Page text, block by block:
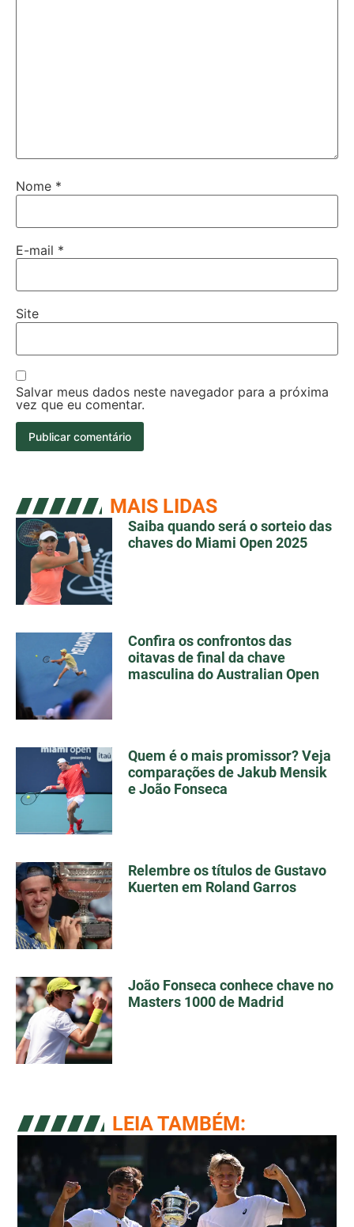
Nome *
E-mail *
Site
Salvar meus dados neste navegador para a próxima
vez que eu comentar.
MAIS LIDAS
Saiba quando será o sorteio das
chaves do Miami Open 2025
Confira os confrontos das
oitavas de final da chave
masculina do Australian Open
Quem é o mais promissor? Veja
comparações de Jakub Mensik
e João Fonseca
Relembre os títulos de Gustavo
Kuerten em Roland Garros
João Fonseca conhece chave no
Masters 1000 de Madrid
LEIA TAMBÉM: